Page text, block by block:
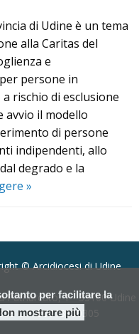
per facilitare la
mostrare più
di Udine è un tema
alla Caritas del
e
persone in
rischio di esclusione
avvio il modello
di persone
indipendenti, allo
degrado e la
Emergenza
interventi
»
© Arcidiocesi di Udine
Patriarcato, 1 - 33100 Udine
C.F. 80013900305